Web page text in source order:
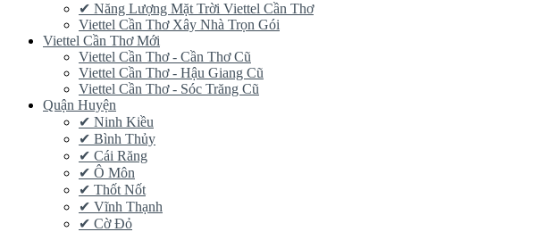
✔‎ Năng Lượng Mặt Trời Viettel Cần Thơ
Viettel Cần Thơ Xây Nhà Trọn Gói
Viettel Cần Thơ Mới
Viettel Cần Thơ - Cần Thơ Cũ
Viettel Cần Thơ - Hậu Giang Cũ
Viettel Cần Thơ - Sóc Trăng Cũ
Quận Huyện
✔ Ninh Kiều
✔ Bình Thủy
✔ Cái Răng
✔ Ô Môn
✔ Thốt Nốt
✔ Vĩnh Thạnh
✔ Cờ Đỏ